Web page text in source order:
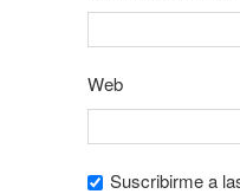
Web
Suscribirme a